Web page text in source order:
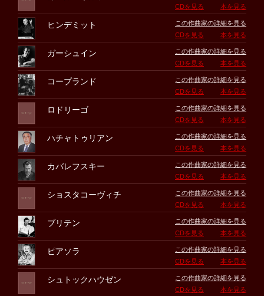
CDを見る
本を見る
ヒンデミット
この作曲家の詳細を見る
CDを見る
本を見る
ガーシュイン
この作曲家の詳細を見る
CDを見る
本を見る
コープランド
この作曲家の詳細を見る
CDを見る
本を見る
ロドリーゴ
この作曲家の詳細を見る
CDを見る
本を見る
ハチャトゥリアン
この作曲家の詳細を見る
CDを見る
本を見る
カバレフスキー
この作曲家の詳細を見る
CDを見る
本を見る
ショスタコーヴィチ
この作曲家の詳細を見る
CDを見る
本を見る
ブリテン
この作曲家の詳細を見る
CDを見る
本を見る
ピアソラ
この作曲家の詳細を見る
CDを見る
本を見る
シュトックハウゼン
この作曲家の詳細を見る
CDを見る
本を見る